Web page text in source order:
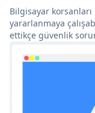
Bilgisayar
yararlanmaya
ettikçe güvenlik